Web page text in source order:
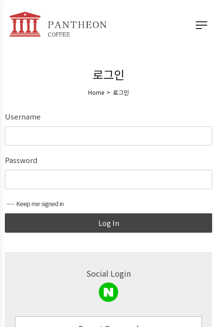
로그인
Home > 로그인
Username
Password
Keep me signed in
Log In
Social Login